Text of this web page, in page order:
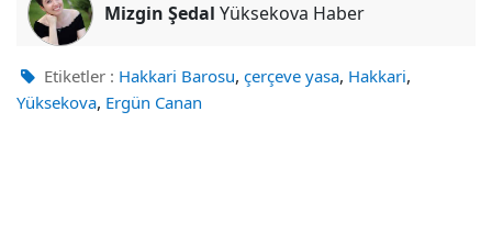
Mizgin Şedal Yüksekova Haber
Etiketler : Hakkari Barosu, çerçeve yasa, Hakkari,
Yüksekova, Ergün Canan